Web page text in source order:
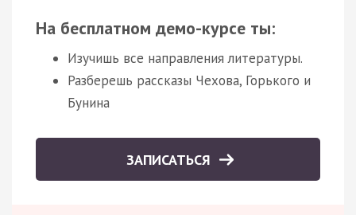
На бесплатном демо-курсе ты:
Изучишь все направления литературы.
Разберешь рассказы Чехова, Горького и
Бунина
ЗАПИСАТЬСЯ